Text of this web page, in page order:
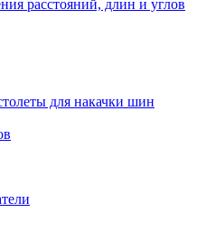
расстояний, длин и углов
для накачки шин